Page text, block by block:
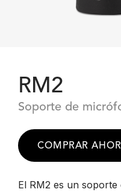
RM2
Soporte de
COMPRAR
El RM2 es un